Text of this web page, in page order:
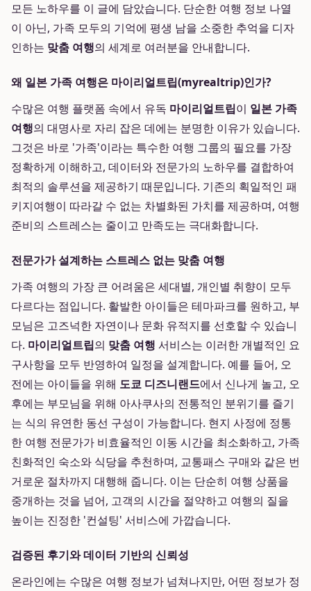
모든 노하우를 이 글에 담았습니다. 단순한 여행 정보 나열
이 아닌, 가족 모두의 기억에 평생 남을 소중한 추억을 디자
인하는 맞춤 여행의 세계로 여러분을 안내합니다.
왜 일본 가족 여행은 마이리얼트립(myrealtrip)인가?
수많은 여행 플랫폼 속에서 유독 마이리얼트립이 일본 가족
여행의 대명사로 자리 잡은 데에는 분명한 이유가 있습니다.
그것은 바로 '가족'이라는 특수한 여행 그룹의 필요를 가장
정확하게 이해하고, 데이터와 전문가의 노하우를 결합하여
최적의 솔루션을 제공하기 때문입니다. 기존의 획일적인 패
키지여행이 따라갈 수 없는 차별화된 가치를 제공하며, 여행
준비의 스트레스는 줄이고 만족도는 극대화합니다.
전문가가 설계하는 스트레스 없는 맞춤 여행
가족 여행의 가장 큰 어려움은 세대별, 개인별 취향이 모두
다르다는 점입니다. 활발한 아이들은 테마파크를 원하고, 부
모님은 고즈넉한 자연이나 문화 유적지를 선호할 수 있습니
다. 마이리얼트립의 맞춤 여행 서비스는 이러한 개별적인 요
구사항을 모두 반영하여 일정을 설계합니다. 예를 들어, 오
전에는 아이들을 위해 도쿄 디즈니랜드에서 신나게 놀고, 오
후에는 부모님을 위해 아사쿠사의 전통적인 분위기를 즐기
는 식의 유연한 동선 구성이 가능합니다. 현지 사정에 정통
한 여행 전문가가 비효율적인 이동 시간을 최소화하고, 가족
친화적인 숙소와 식당을 추천하며, 교통패스 구매와 같은 번
거로운 절차까지 대행해 줍니다. 이는 단순히 여행 상품을
중개하는 것을 넘어, 고객의 시간을 절약하고 여행의 질을
높이는 진정한 '컨설팅' 서비스에 가깝습니다.
검증된 후기와 데이터 기반의 신뢰성
온라인에는 수많은 여행 정보가 넘쳐나지만, 어떤 정보가 정